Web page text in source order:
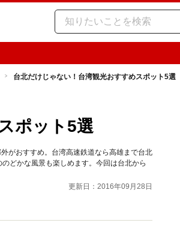
台北だけじゃない！台湾観光おすすめスポット5選
ポット5選
がおすすめ。台湾高速鉄道なら高雄まで台北
どかな風景も楽しめます。今回は台北から
更新日：2016年09月28日